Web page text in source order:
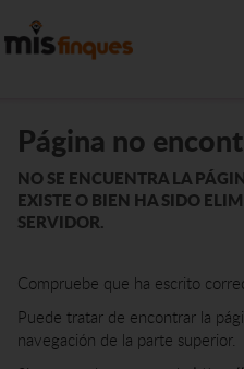
Página no
NO SE ENCUENTRA LA
EXISTE O BIEN HA SIDO
SERVIDOR.
Compruebe que ha escrito
Puede tratar de encontrar la
navegación de la parte superior.